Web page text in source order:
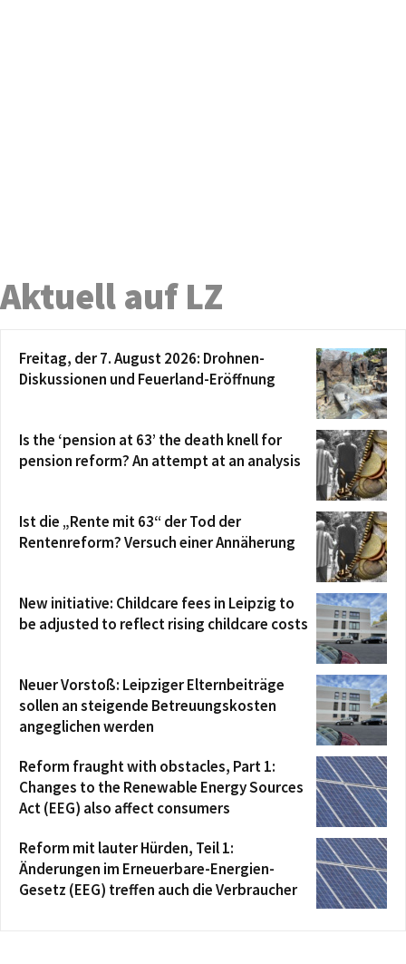
Aktuell auf LZ
Freitag, der 7. August 2026: Drohnen-
Diskussionen und Feuerland-Eröffnung
Is the ‘pension at 63’ the death knell for
pension reform? An attempt at an analysis
Ist die „Rente mit 63“ der Tod der
Rentenreform? Versuch einer Annäherung
New initiative: Childcare fees in Leipzig to
be adjusted to reflect rising childcare costs
Neuer Vorstoß: Leipziger Elternbeiträge
sollen an steigende Betreuungskosten
angeglichen werden
Reform fraught with obstacles, Part 1:
Changes to the Renewable Energy Sources
Act (EEG) also affect consumers
Reform mit lauter Hürden, Teil 1:
Änderungen im Erneuerbare-Energien-
Gesetz (EEG) treffen auch die Verbraucher